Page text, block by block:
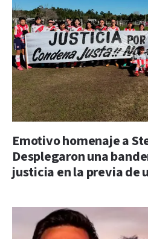
Emotivo homenaje a
Desplegaron una
justicia en la previa de